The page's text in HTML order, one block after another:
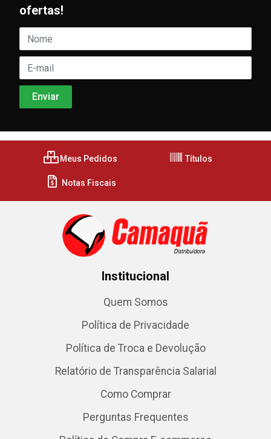
ofertas!
Meus Pedidos Títulos
Notas Fiscais
Institucional
Quem Somos
Política de Privacidade
Política de Troca e Devolução
Relatório de Transparência Salarial
Como Comprar
Perguntas Frequentes